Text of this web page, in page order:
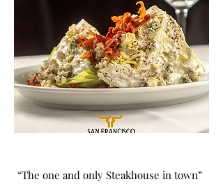
“The one and only Steakhouse in town”